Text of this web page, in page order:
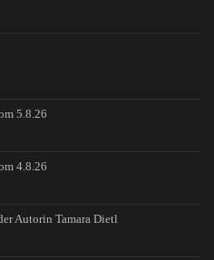
5.8.26
4.8.26
Autorin Tamara Dietl